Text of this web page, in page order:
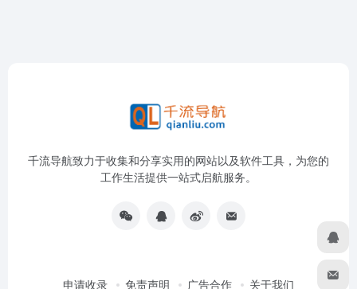
千流导航致力于收集和分享实用的网站以及软件工具，为您的
工作生活提供一站式启航服务。
申请收录 免责声明 广告合作 关于我们